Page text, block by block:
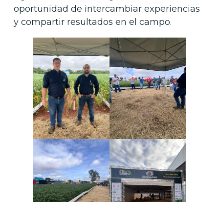
oportunidad de intercambiar experiencias
y compartir resultados en el campo.